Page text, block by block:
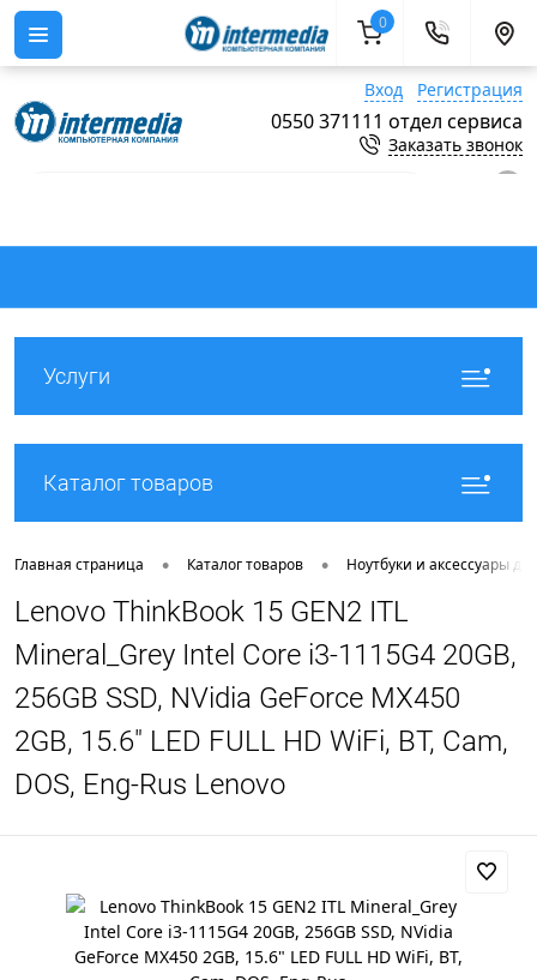
Вход Регистрация
0550 371111 отдел сервиса
Заказать звонок
Услуги
Каталог товаров
Главная страница • Каталог товаров • Ноутбуки и аксессуары
Lenovo ThinkBook 15 GEN2 ITL
Mineral_Grey Intel Core i3-1115G4 20GB,
256GB SSD, NVidia GeForce MX450
2GB, 15.6" LED FULL HD WiFi, BT, Cam,
DOS, Eng-Rus Lenovo
0